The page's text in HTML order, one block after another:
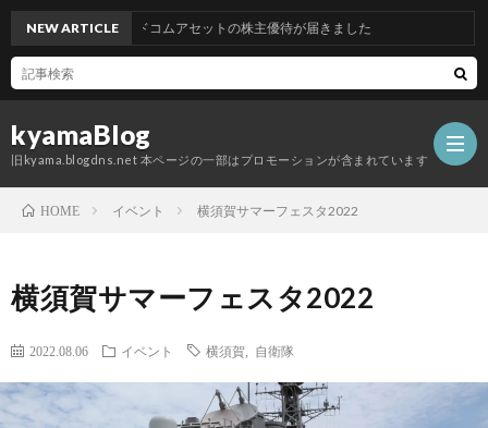
kyamaBlog
旧kyama.blogdns.net 本ページの一部はプロモーションが含まれています
NEW ARTICLE
グッドコムアセットの株主優待が届きました
HOME イベント 横須賀サマーフェスタ2022
横須賀サマーフェスタ2022
2022.08.06 イベント 横須賀 自衛隊